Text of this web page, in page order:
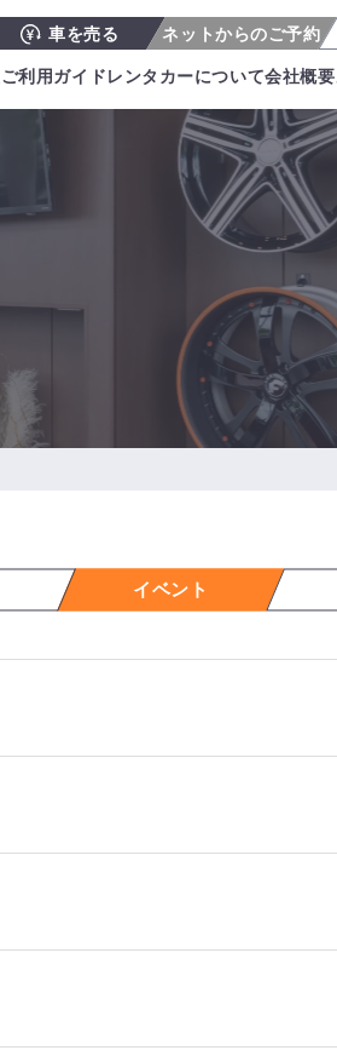
車を売る ネットからのご予約
ご利用ガイドレンタカーについて会社概要
イベント